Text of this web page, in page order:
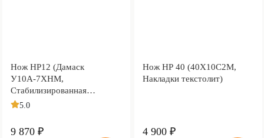
Нож НР12 (Дамаск
У10А-7ХНМ,
Стабилизированная
карельская береза,
5.0
9 870 ₽
Нож НР 40 (40Х10С2М,
Накладки текстолит)
4 900 ₽